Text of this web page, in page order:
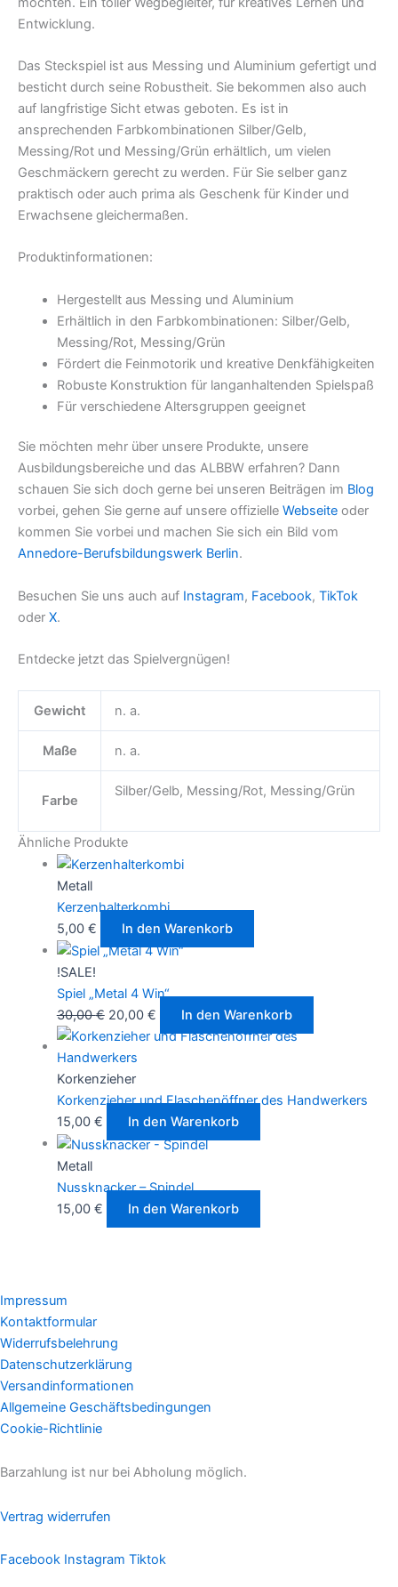
Entwicklung.
Das Steckspiel ist aus Messing und Aluminium gefertigt und
besticht durch seine Robustheit. Sie bekommen also auch
auf langfristige Sicht etwas geboten. Es ist in
ansprechenden Farbkombinationen Silber/Gelb,
Messing/Rot und Messing/Grün erhältlich, um vielen
Geschmäckern gerecht zu werden. Für Sie selber ganz
praktisch oder auch prima als Geschenk für Kinder und
Erwachsene gleichermaßen.
Produktinformationen:
Hergestellt aus Messing und Aluminium
Erhältlich in den Farbkombinationen: Silber/Gelb,
Messing/Rot, Messing/Grün
Fördert die Feinmotorik und kreative Denkfähigkeiten
Robuste Konstruktion für langanhaltenden Spielspaß
Für verschiedene Altersgruppen geeignet
Sie möchten mehr über unsere Produkte, unsere
Ausbildungsbereiche und das ALBBW erfahren? Dann
schauen Sie sich doch gerne bei unseren Beiträgen im Blog
vorbei, gehen Sie gerne auf unsere offizielle Webseite oder
kommen Sie vorbei und machen Sie sich ein Bild vom
Annedore-Berufsbildungswerk Berlin.
Besuchen Sie uns auch auf Instagram, Facebook, TikTok
oder X.
Entdecke jetzt das Spielvergnügen!
Gewicht n. a.
Maße n. a.
Farbe
Silber/Gelb, Messing/Rot, Messing/Grün
Ähnliche Produkte
Metall
Kerzenhalterkombi
5,00 € In den Warenkorb
!SALE!
Spiel „Metal 4 Win“
30,00€ 20,00 € In den Warenkorb
Korkenzieher
Korkenzieher und Flaschenöffner des Handwerkers
15,00 € In den Warenkorb
Metall
Nussknacker – Spindel
15,00 € In den Warenkorb
Impressum
Kontaktformular
Widerrufsbelehrung
Datenschutzerklärung
Versandinformationen
Allgemeine Geschäftsbedingungen
Cookie-Richtlinie
Barzahlung ist nur bei Abholung möglich.
Vertrag widerrufen
Facebook Instagram Tiktok